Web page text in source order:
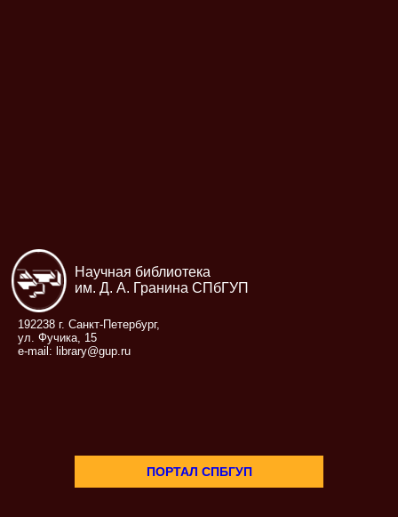
Научная библиотека
им. Д. А. Гранина СПбГУП
ПОРТАЛ СПБГУП
192238 г. Санкт-Петербург,
ул. Фучика, 15
e-mail: library@gup.ru